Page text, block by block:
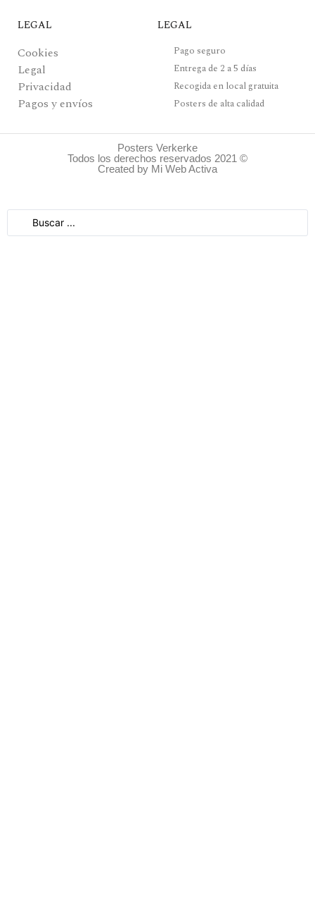
LEGAL
Cookies
Legal
Privacidad
Pagos y envíos
LEGAL
Pago seguro
Entrega de 2 a 5 días
Recogida en local gratuita
Posters de alta calidad
Posters Verkerke
Todos los derechos reservados 2021 ©
Created by Mi Web Activa